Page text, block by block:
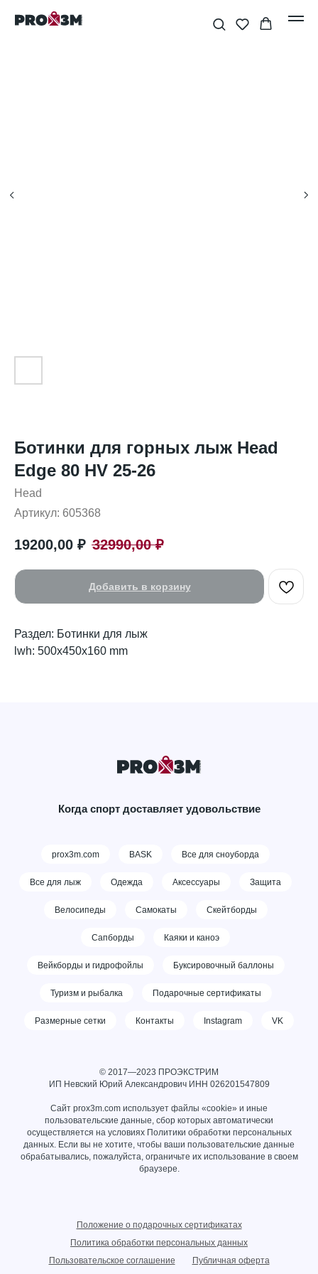
Ботинки для горных лыж Head
Edge 80 HV 25-26
Head
Артикул: 605368
19200,00 ₽ 32990,00 ₽
Добавить в корзину
Раздел: Ботинки для лыж
lwh: 500x450x160 mm
Когда спорт доставляет удовольствие
prox3m.com BASK Все для сноуборда
Все для лыж Одежда Аксессуары Защита
Велосипеды Самокаты Скейтборды
Сапборды Каяки и каноэ
Вейкборды и гидрофойлы Буксировочный баллоны
Туризм и рыбалка Подарочные сертификаты
Размерные сетки Контакты Instagram VK
© 2017—2023 ПРОЭКСТРИМ
ИП Невский Юрий Александрович ИНН 026201547809
Сайт prox3m.com использует файлы «cookie» и иные
пользовательские данные, сбор которых автоматически
осуществляется на условиях Политики обработки персональных
данных. Если вы не хотите, чтобы ваши пользовательские данные
обрабатывались, пожалуйста, ограничьте их использование в своем
браузере.
Положение о подарочных сертификатах
Политика обработки персональных данных
Пользовательское соглашение
Публичная оферта